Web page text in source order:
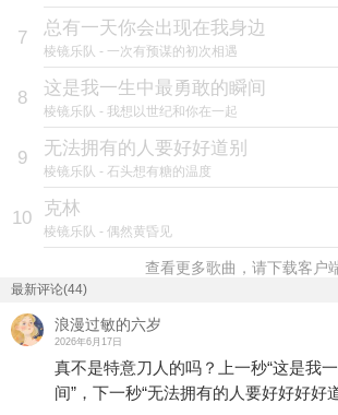
7 总有一天你会出现在我身边
棱镜乐队 - 一次有预谋的初次相遇
8 这是我一生中最勇敢的瞬间
棱镜乐队 - 我想以世纪和你在一起
9 无法拥有的人要好好道别
棱镜乐队 - 石头想有糖的温度
10 克林
棱镜乐队 - 偶然黄昏见
查看更多歌曲，请下载客户
最新评论(44)
浪漫过敏的六岁
2026年6月17日
真不是特意刀人的吗？上一秒“这是我
间”，下一秒“无法拥有的人要好好好好